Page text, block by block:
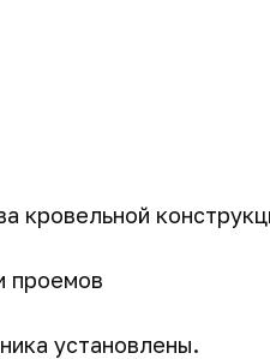
кровельной
проемов
установлены.